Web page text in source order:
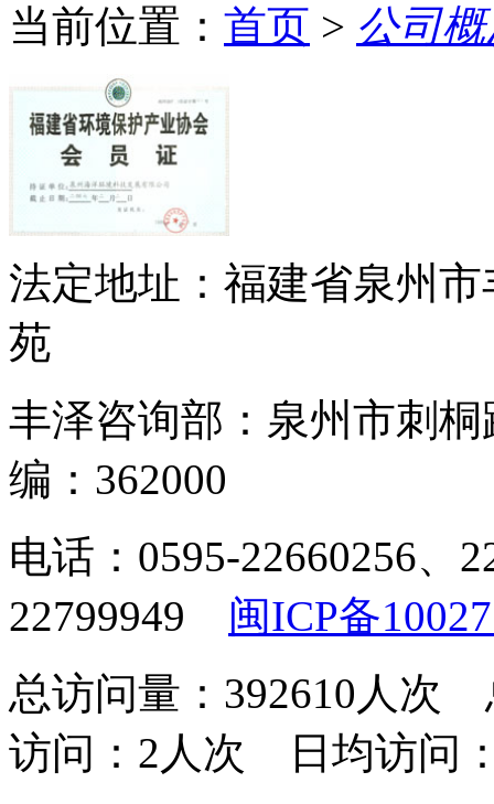
当前位置： 首页 > 公司
法定地址：福建省泉州
苑
丰泽咨询部：泉州市刺
编：362000
电话：0595-22660256、
22799949 闽ICP备
总访问量：392610人次
访问：2人次 日均访问